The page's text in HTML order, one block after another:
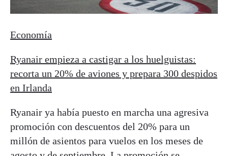
Economía
Ryanair empieza a castigar a los huelguistas:
recorta un 20% de aviones y prepara 300 despidos
en Irlanda
Ryanair ya había puesto en marcha una agresiva
promoción con descuentos del 20% para un
millón de asientos para vuelos en los meses de